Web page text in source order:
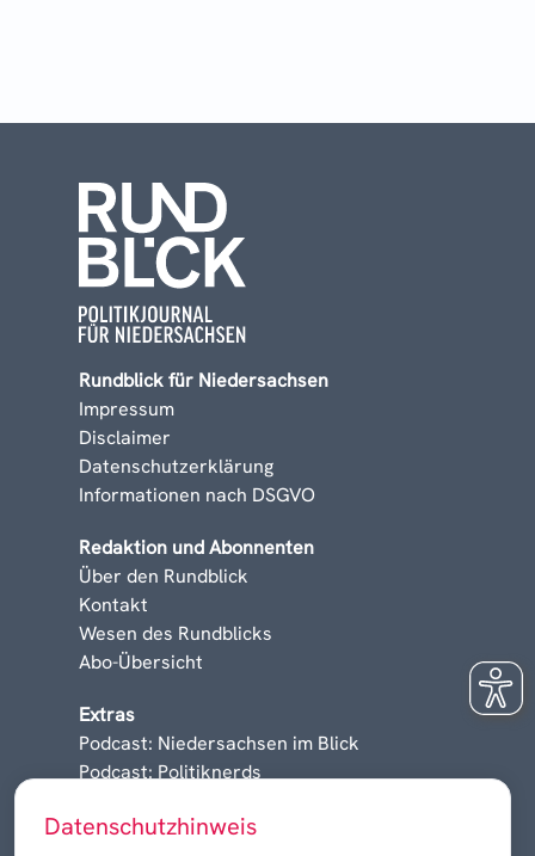
Datenschutzhinweis
Rundblick für Niedersachsen
Impressum
Disclaimer
Datenschutzerklärung
Informationen nach DSGVO
Redaktion und Abonnenten
Über den Rundblick
Kontakt
Wesen des Rundblicks
Abo-Übersicht
Extras
Podcast: Niedersachsen im Blick
Podcast: Politiknerds
Karrieren, Krisen & Kontroversen